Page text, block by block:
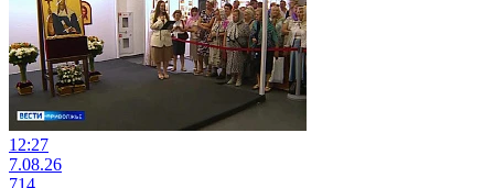
12:27
7.08.26
714